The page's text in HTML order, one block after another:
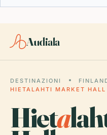
Audiala
DESTINAZIONI
HIETALAHTI MARKET HALL
Hieta